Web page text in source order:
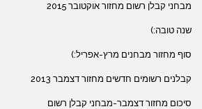
מבחני קבלן רשום מחזור אוקטובר 2015
שנה טובה:)
סוף מחזור מבחנים מרץ-אפריל:)
קבלנים רשומים חדשים מחזור דצמבר 2013
סיכום מחזור דצמבר-מבחני קבלן רשום